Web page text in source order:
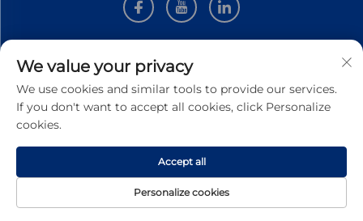
INFORMAZIONI
Iscriviti per ricevere la nostra newsletter settimanale
Invia
We value your privacy
We use cookies and similar tools to provide our services.
If you don't want to accept all cookies, click Personalize
cookies.
Personalize cookies
Accept all